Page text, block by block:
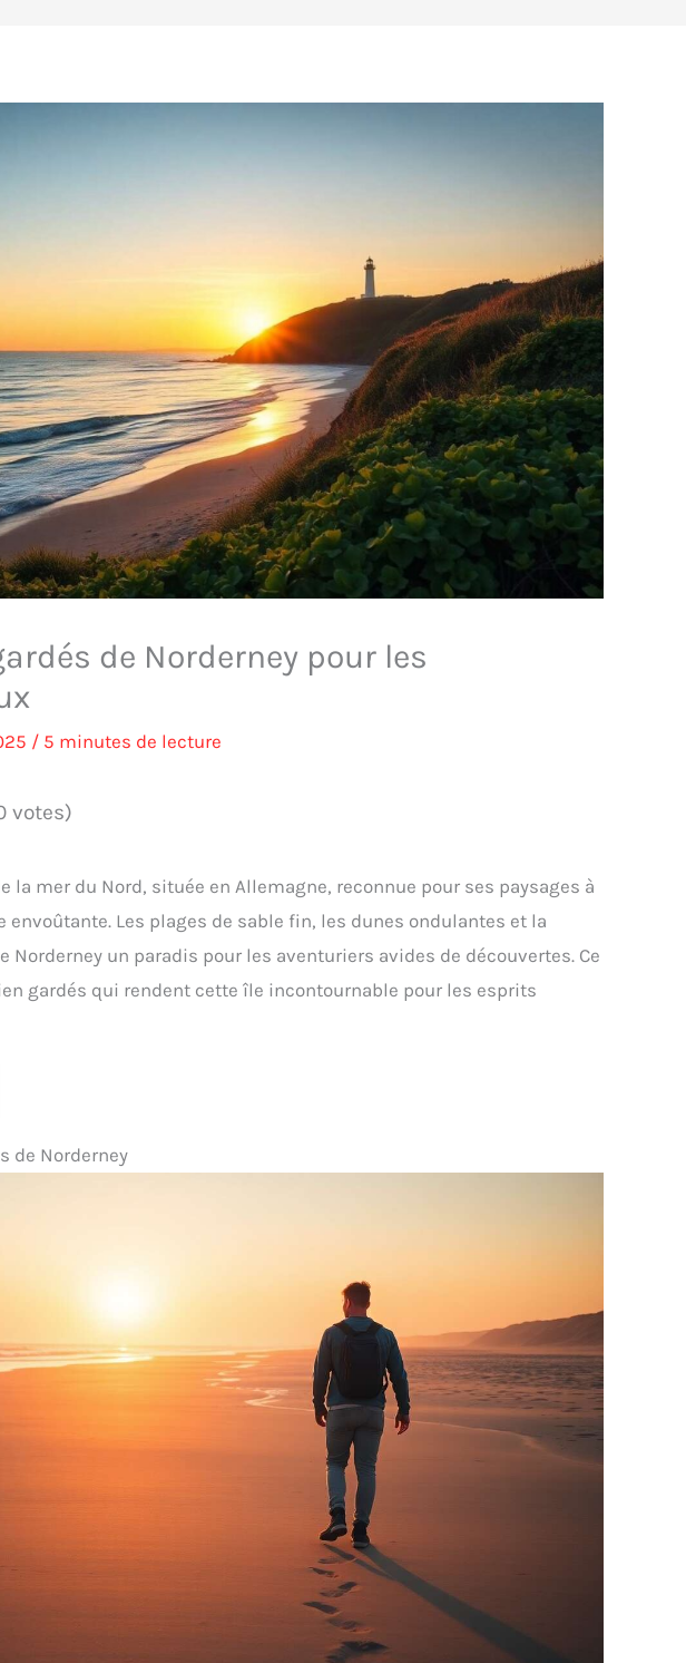
de Norderney pour les
/ 5 minutes de lecture
votes)
la mer du Nord, située en Allemagne, reconnue pour ses paysages à
Les plages de sable fin, les dunes ondulantes et la
un paradis pour les aventuriers avides de découvertes. Ce
gardés qui rendent cette île incontournable pour les esprits
de Norderney